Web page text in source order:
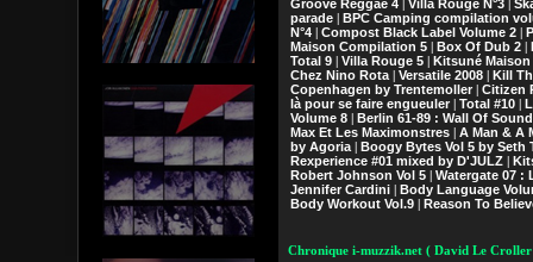
Groove Reggae 4| Villa Rouge N°3|
parade| BPC Camping compilation
N°4| Compost Black Label Volume 2|
Maison Compilation 5| Box Of Dub 2|
Total 9| Villa Rouge 5| Kitsuné Maison
Chez Nino Rota| Versatile 2008| Kill
Copenhagen by Trentemoller| Citizen
là pour se faire engueuler| Total #10|
Volume 8| Berlin 61-89 : Wall Of Sound
Max Et Les Maximonstres| A Man & A
by Agoria| Boogy Bytes Vol 5 by Seth
Rexperience #01 mixed by D'JULZ|
Robert Johnson Vol 5| Watergate 07 :
Jennifer Cardini| Body Language
Body Workout Vol.9| Reason To
Chronique i-muzzik.net ( David Le Croller